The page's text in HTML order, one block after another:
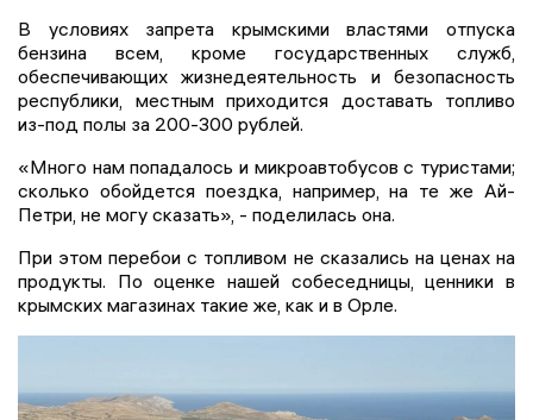
В условиях запрета крымскими властями отпуска
бензина всем, кроме государственных служб,
обеспечивающих жизнедеятельность и безопасность
республики, местным приходится доставать топливо
из-под полы за 200-300 рублей.
«Много нам попадалось и микроавтобусов с туристами;
сколько обойдется поездка, например, на те же Ай-
Петри, не могу сказать», - поделилась она.
При этом перебои с топливом не сказались на ценах на
продукты. По оценке нашей собеседницы, ценники в
крымских магазинах такие же, как и в Орле.